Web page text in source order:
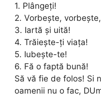
1. Plângeți!
2. Vorbește,
3. Iartă și uită!
4. Trăiește-ți viața!
5. Iubește-te!
6. Fă o faptă bună!
Să vă fie de folos! Si
oamenii nu o fac,